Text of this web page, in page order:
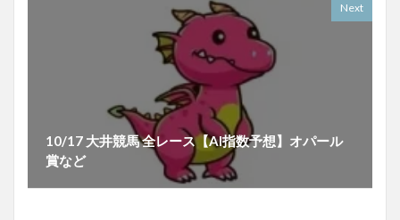
Next
10/17 大井競馬 全レース【AI指数予想】オパール
賞など